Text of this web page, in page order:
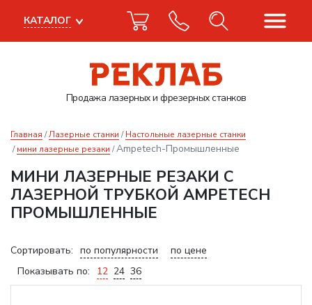
Продажа лазерныхи фрезерных станков
КАТАЛОГ
Главная Лазерные станки
Настольные лазерные станки
мини лазерные резаки
Ampetech-Промышленные
МИНИ ЛАЗЕРНЫЕ РЕЗАКИ С
ЛАЗЕРНОЙ ТРУБКОЙ AMPETECH
ПРОМЫШЛЕННЫЕ
Сортировать: по популярности
по цене
Показывать по:
12 24 36